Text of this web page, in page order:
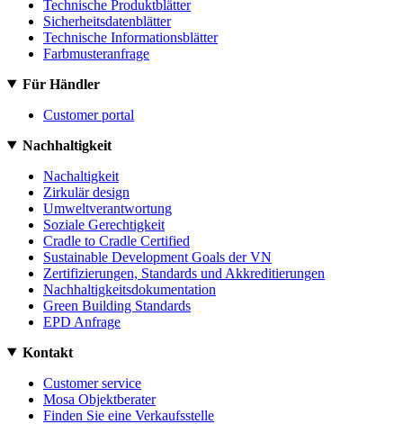
Technische Produktblätter
Sicherheitsdatenblätter
Technische Informationsblätter
Farbmusteranfrage
Für Händler
Customer portal
Nachhaltigkeit
Nachaltigkeit
Zirkulär design
Umweltverantwortung
Soziale Gerechtigkeit
Cradle to Cradle Certified
Sustainable Development Goals der VN
Zertifizierungen, Standards und Akkreditierungen
Nachhaltigkeitsdokumentation
Green Building Standards
EPD Anfrage
Kontakt
Customer service
Mosa Objektberater
Finden Sie eine Verkaufsstelle